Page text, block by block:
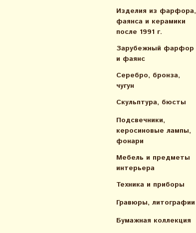
Изделия из фарфора,
фаянса и керамики
после 1991 г.
Зарубежный фарфор
и фаянс
Серебро, бронза,
чугун
Скульптура, бюсты
Подсвечники,
керосиновые лампы,
фонари
Мебель и предметы
интерьера
Техника и приборы
Гравюры, литографии
Бумажная коллекция